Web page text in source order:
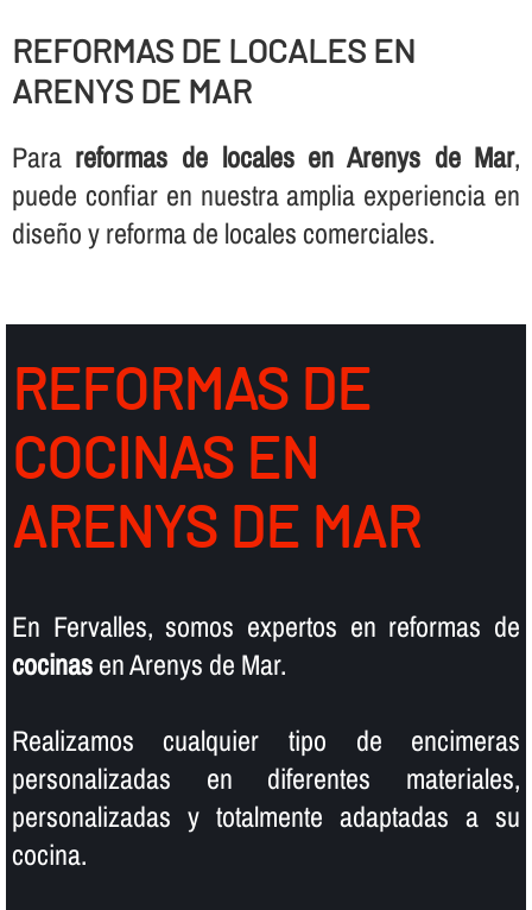
REFORMAS DE LOCALES EN
ARENYS DE MAR
Para reformas de locales en Arenys de Mar,
puede confiar en nuestra amplia experiencia en
diseño y reforma de locales comerciales.
REFORMAS DE
COCINAS EN
ARENYS DE MAR
En Fervalles, somos expertos en reformas de
cocinasen Arenys de Mar.
Realizamos cualquier tipo de encimeras
personalizadas en diferentes materiales,
personalizadas y totalmente adaptadas a su
cocina.